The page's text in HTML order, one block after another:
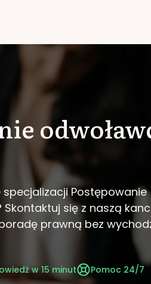
Postępowanie
Skontaktuj się z naszą
prawną bez
w 15 minut Pomoc 24/7